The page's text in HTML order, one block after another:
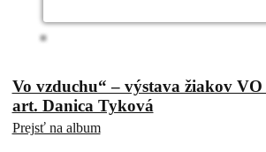
Vo vzduchu“ – výstava žiakov
art. Danica Tyková
Prejsť na album